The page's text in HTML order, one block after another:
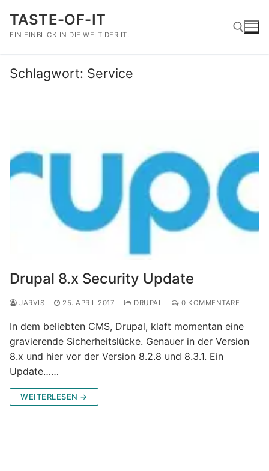
Inhalt
springen
TASTE-OF-IT
EIN EINBLICK IN DIE WELT DER IT.
Suchen nach:
Schlagwort: Service
Drupal 8.x Security Update
JARVIS 25. APRIL 2017 DRUPAL 0 KOMMENTARE
In dem beliebten CMS, Drupal, klaft momentan eine
gravierende Sicherheitslücke. Genauer in der Version
8.x und hier vor der Version 8.2.8 und 8.3.1. Ein
Update……
WEITERLESEN →